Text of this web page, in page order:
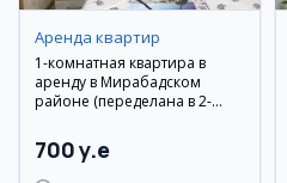
Аренда квартир
1-комнатная квартира в
аренду в Мирабадском
районе (переделана в 2-
700 y.e